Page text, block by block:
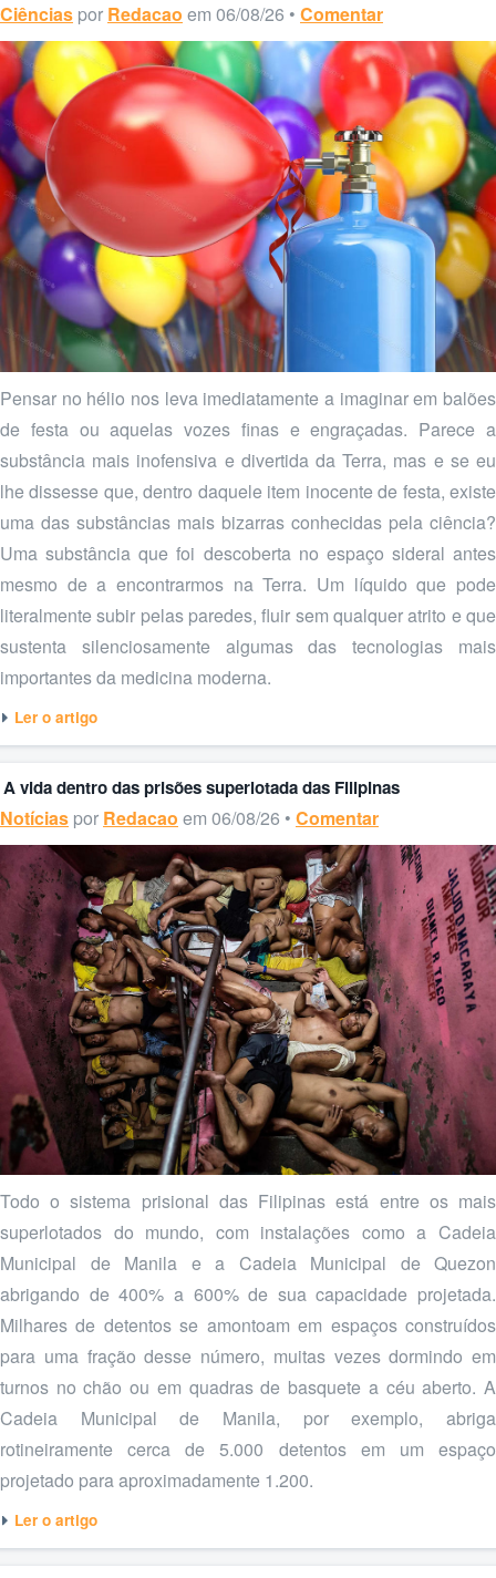
Ciências por Redacao em 06/08/26 • Comentar
Pensar no hélio nos leva imediatamente a imaginar em balões
de festa ou aquelas vozes finas e engraçadas. Parece a
substância mais inofensiva e divertida da Terra, mas e se eu
lhe dissesse que, dentro daquele item inocente de festa, existe
uma das substâncias mais bizarras conhecidas pela ciência?
Uma substância que foi descoberta no espaço sideral antes
mesmo de a encontrarmos na Terra. Um líquido que pode
literalmente subir pelas paredes, fluir sem qualquer atrito e que
sustenta silenciosamente algumas das tecnologias mais
importantes da medicina moderna.
Ler o artigo
A vida dentro das prisões superlotada das Filipinas
Notícias por Redacao em 06/08/26 • Comentar
Todo o sistema prisional das Filipinas está entre os mais
superlotados do mundo, com instalações como a Cadeia
Municipal de Manila e a Cadeia Municipal de Quezon
abrigando de 400% a 600% de sua capacidade projetada.
Milhares de detentos se amontoam em espaços construídos
para uma fração desse número, muitas vezes dormindo em
turnos no chão ou em quadras de basquete a céu aberto. A
Cadeia Municipal de Manila, por exemplo, abriga
rotineiramente cerca de 5.000 detentos em um espaço
projetado para aproximadamente 1.200.
Ler o artigo